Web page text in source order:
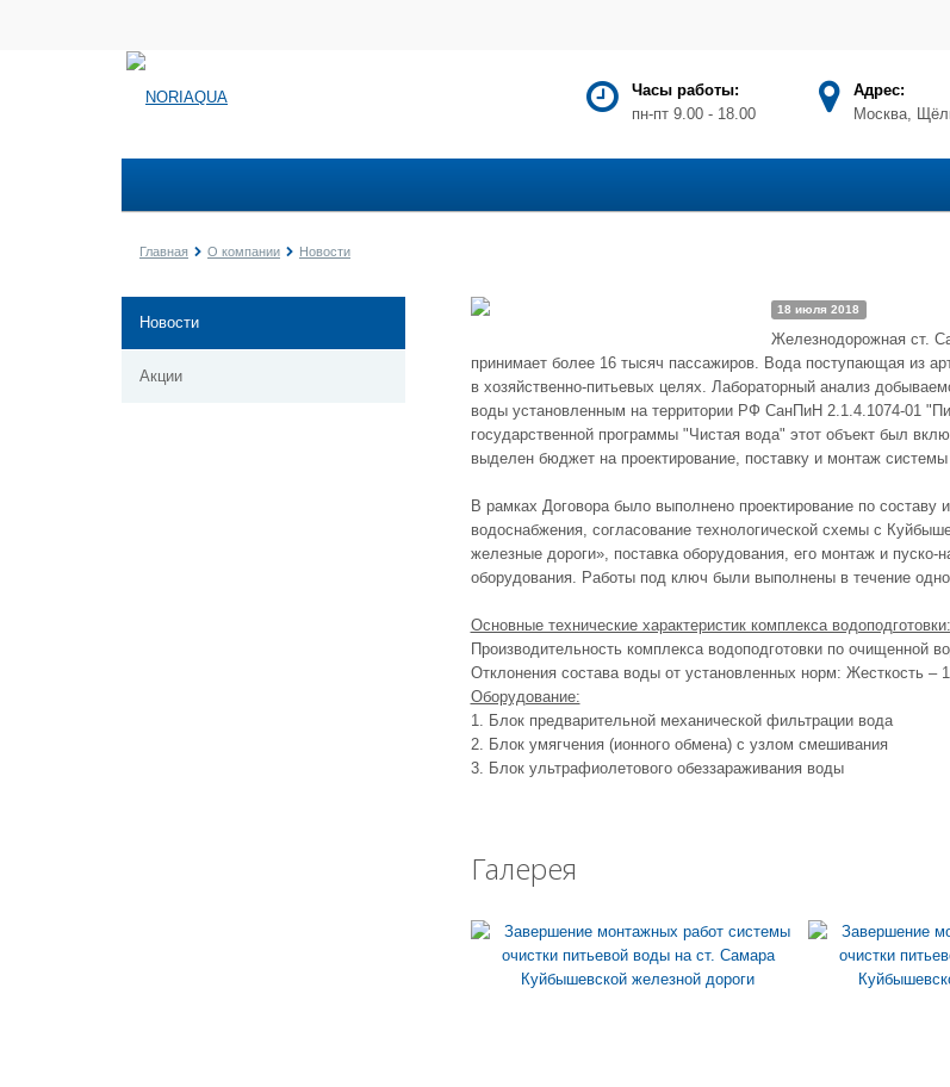
Часы работы:
пн-пт 9.00 - 18.00
Адрес:
Москва,
Главная О компании Новости
Новости
Акции
18 июля 2018
Железнодорожная ст.
принимает более 16 тысяч пассажиров. Вода поступающая из
в хозяйственно-питьевых целях. Лабораторный анализ
воды установленным на территории РФ СанПиН 2.1.4.1074-01
государственной программы "Чистая вода" этот объект был
выделен бюджет на проектирование, поставку и монтаж системы
В рамках Договора было выполнено проектирование по
водоснабжения, согласование технологической схемы с
железные дороги», поставка оборудования, его монтаж и
оборудования. Работы под ключ были выполнены в течение
Основные технические характеристик комплекса водоподготовки:
Производительность комплекса водоподготовки по очищенной
Отклонения состава воды от установленных норм: Жесткость –
Оборудование:
1. Блок предварительной механической фильтрации вода
2. Блок умягчения (ионного обмена) с узлом смешивания
3. Блок ультрафиолетового обеззараживания воды
Галерея